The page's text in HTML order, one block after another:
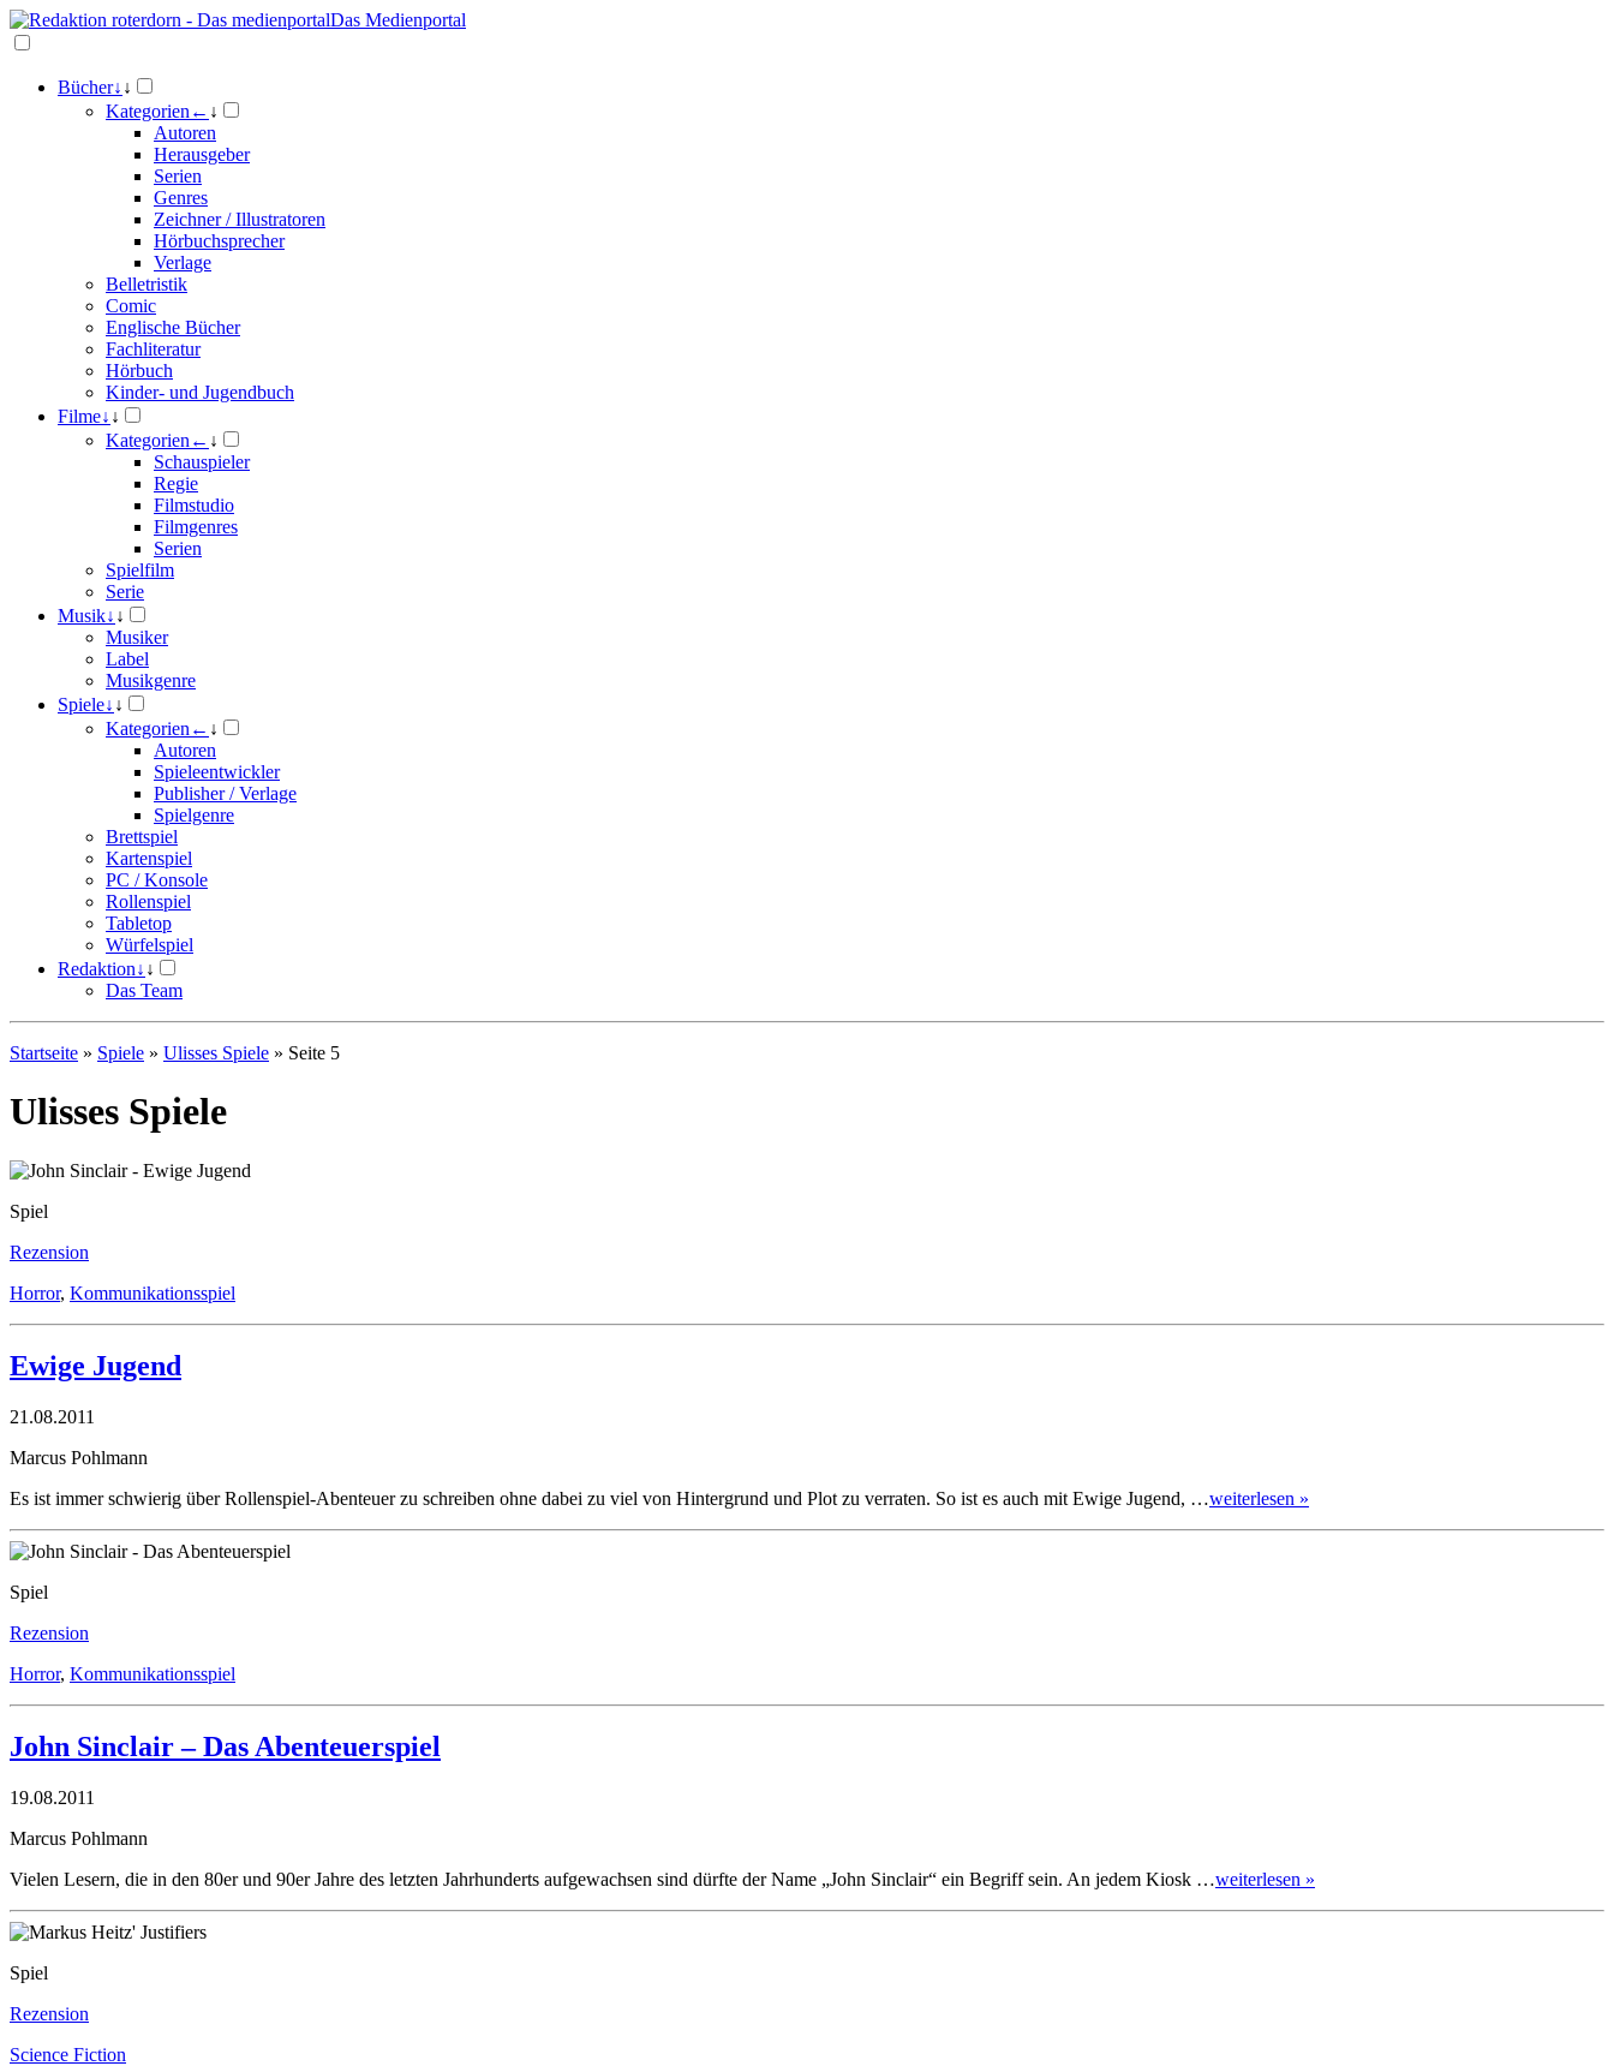
Das Medienportal
Bücher↓ ↓
Kategorien ← ↓
Autoren
Herausgeber
Serien
Genres
Zeichner / Illustratoren
Hörbuchsprecher
Verlage
Belletristik
Comic
Englische Bücher
Fachliteratur
Hörbuch
Kinder- und Jugendbuch
Filme↓ ↓
Kategorien ← ↓
Schauspieler
Regie
Filmstudio
Filmgenres
Serien
Spielfilm
Serie
Musik↓ ↓
Musiker
Label
Musikgenre
Spiele↓ ↓
Kategorien ← ↓
Autoren
Spieleentwickler
Publisher / Verlage
Spielgenre
Brettspiel
Kartenspiel
PC / Konsole
Rollenspiel
Tabletop
Würfelspiel
Redaktion↓ ↓
Das Team
Startseite » Spiele » Ulisses Spiele » Seite 5
Ulisses Spiele
Spiel
Rezension
Horror, Kommunikationsspiel
Ewige Jugend
21.08.2011
Marcus Pohlmann
Es ist immer schwierig über Rollenspiel-Abenteuer zu schreiben ohne dabei zu viel von Hintergrund und Plot zu verraten. So ist es auch mit Ewige Jugend, …weiterlesen »
Spiel
Rezension
Horror, Kommunikationsspiel
John Sinclair – Das Abenteuerspiel
19.08.2011
Marcus Pohlmann
Vielen Lesern, die in den 80er und 90er Jahre des letzten Jahrhunderts aufgewachsen sind dürfte der Name „John Sinclair“ ein Begriff sein. An jedem Kiosk …weiterlesen »
Spiel
Rezension
Science Fiction